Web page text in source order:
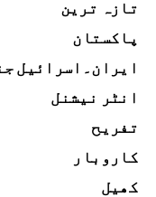
تازہ ترین
پاکستان
ایران۔اسرائیل
انٹر نیشنل
تفریح
کاروبار
کھیل